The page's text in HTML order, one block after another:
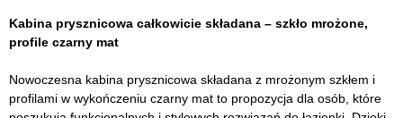
Kabina prysznicowa całkowicie składana – szkło mrożone,
profile czarny mat
Nowoczesna kabina prysznicowa składana z mrożonym szkłem i
profilami w wykończeniu czarny mat to propozycja dla osób, które